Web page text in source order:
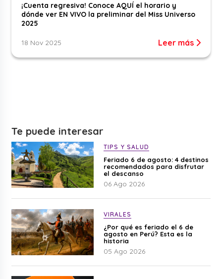
¡Cuenta regresiva! Conoce AQUÍ el horario y
dónde ver EN VIVO la preliminar del Miss Universo
2025
18 Nov 2025 Leer más
Te puede interesar
TIPS Y SALUD
Feriado 6 de agosto: 4 destinos
recomendados para disfrutar
el descanso
06 Ago 2026
VIRALES
¿Por qué es feriado el 6 de
agosto en Perú? Esta es la
historia
05 Ago 2026